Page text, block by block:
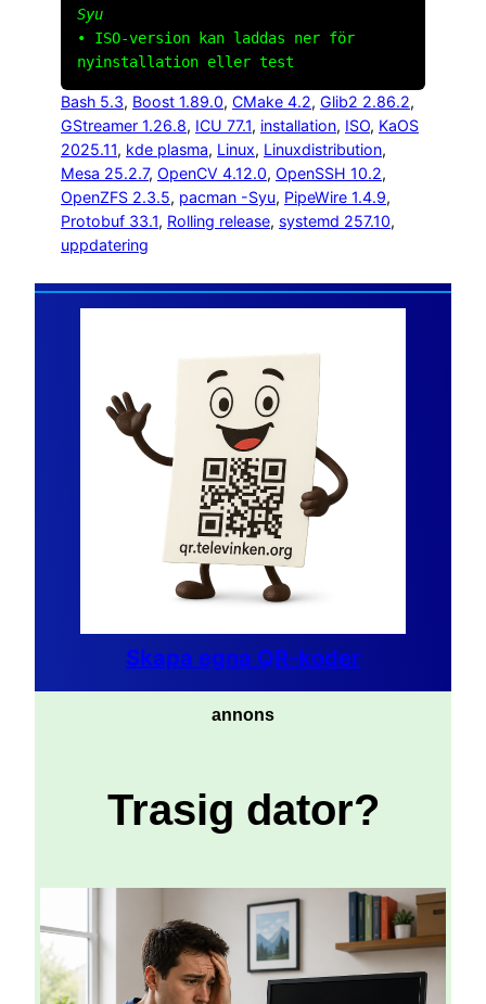
Syu
• ISO-version kan laddas ner för
nyinstallation eller test
Bash 5.3, Boost 1.89.0, CMake 4.2, Glib2 2.86.2
GStreamer 1.26.8, ICU 77.1, installation, ISO, KaOS
2025.11, kde plasma, Linux, Linuxdistribution
Mesa 25.2.7, OpenCV 4.12.0, OpenSSH 10.2
OpenZFS 2.3.5, pacman -Syu, PipeWire 1.4.9
Protobuf 33.1, Rolling release, systemd 257.10
uppdatering
Skapa egna QR-koder
annons
Trasig dator?